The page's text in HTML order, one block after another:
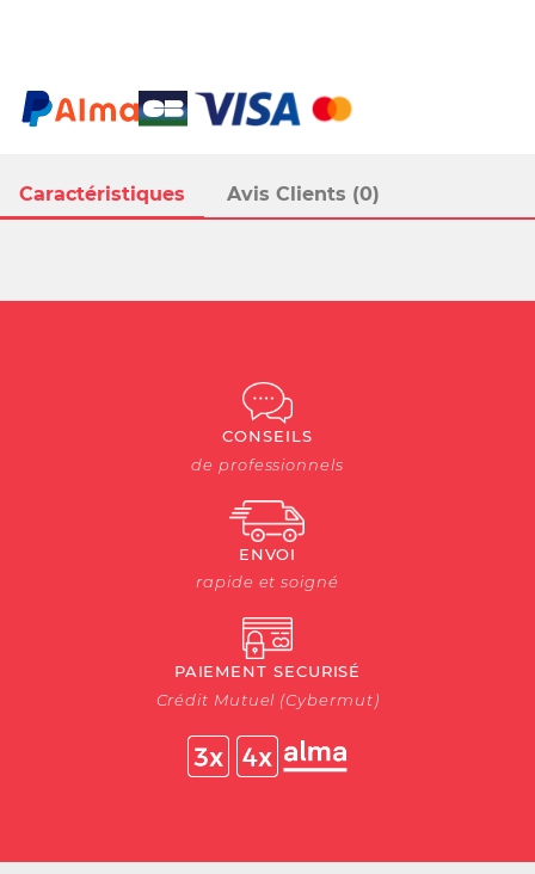
Caractéristiques Avis Clients (0)
CONSEILS
de professionnels
ENVOI
rapide et soigné
PAIEMENT SECURISÉ
Crédit Mutuel (Cybermut)